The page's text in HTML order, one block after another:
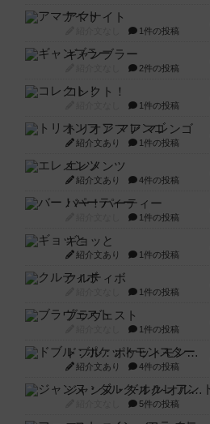
アマナイト
1件の投稿
ギャンブラー
2件の投稿
コレクト！
1件の投稿
トリオンフ ア マレンゴ
紹介文あり 1件の投稿
エレメンツ
紹介文あり 4件の投稿
バー！パーティー
1件の投稿
ギョッと
紹介文あり 1件の投稿
クルティボ
1件の投稿
ブラヴェスト
1件の投稿
ドブル：ポケットモンスター
紹介文あり 4件の投稿
ジャンヌ・ダルク-オルレアン ドロー＆ライト
5件の投稿